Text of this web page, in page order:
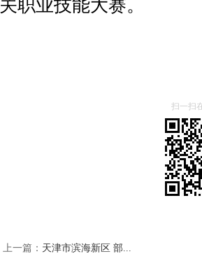
职业技能大赛。
扫一扫
上一篇： 天津市滨海新区 部...